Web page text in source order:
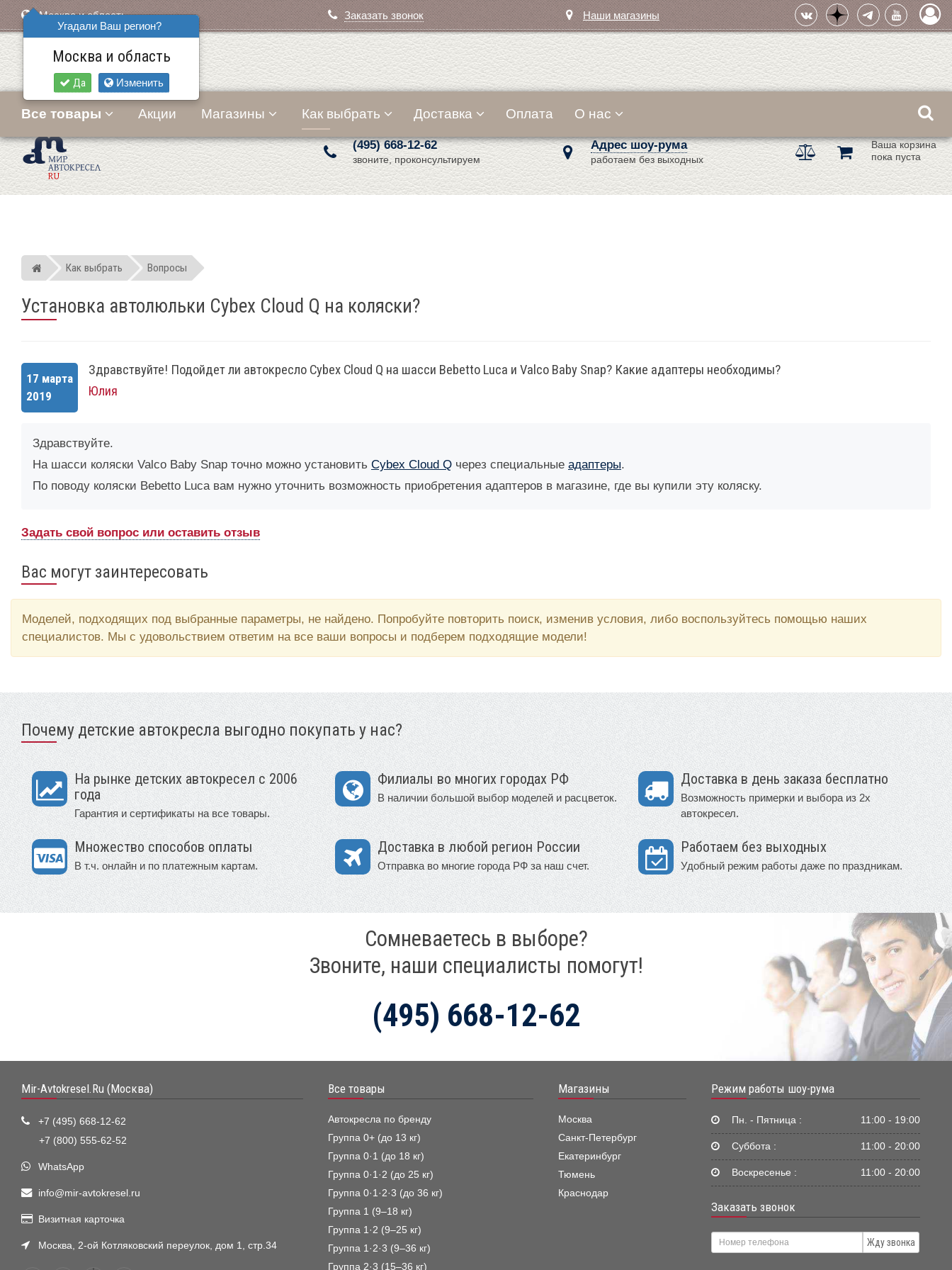
Москва и область
Угадали Ваш регион?
Москва и область
Да Изменить
Заказать звонок Наши магазины
(495) 668-12-62
звоните, проконсультируем
Адрес шоу-рума
работаем без выходных
Ваша корзина
пока пуста
Все товары Акции Магазины Как выбрать Доставка Оплата О нас
Мир детских автокресел
Как выбрать Вопросы
Установка автолюльки Cybex Cloud Q на коляски?
17 марта
2019
Здравствуйте! Подойдет ли автокресло Cybex Cloud Q на шасси Bebetto Luca и Valco Baby Snap? Какие адаптеры необходимы?
Юлия
Здравствуйте.
На шасси коляски Valco Baby Snap точно можно установить Cybex Cloud Q через специальные адаптеры.
По поводу коляски Bebetto Luca вам нужно уточнить возможность приобретения адаптеров в магазине, где вы купили эту коляску.
Задать свой вопрос или оставить отзыв
Вас могут заинтересовать
Моделей, подходящих под выбранные параметры, не найдено. Попробуйте повторить поиск, изменив условия, либо воспользуйтесь помощью наших
специалистов. Мы с удовольствием ответим на все ваши вопросы и подберем подходящие модели!
Почему детские автокресла выгодно покупать у нас?
На рынке детских автокресел с 2006
года
Гарантия и сертификаты на все товары.
Филиалы во многих городах РФ
В наличии большой выбор моделей и расцветок.
Доставка в день заказа бесплатно
Возможность примерки и выбора из 2х
автокресел.
Множество способов оплаты
В т.ч. онлайн и по платежным картам.
Доставка в любой регион России
Отправка во многие города РФ за наш счет.
Работаем без выходных
Удобный режим работы даже по праздникам.
Сомневаетесь в выборе?
Звоните, наши специалисты помогут!
(495) 668-12-62
Mir-Avtokresel.Ru (Москва)
+7 (495) 668-12-62
+7 (800) 555-62-52
WhatsApp
info@mir-avtokresel.ru
Визитная карточка
Москва, 2-ой Котляковский переулок, дом 1, стр.34
Все товары
Автокресла по бренду
Группа 0+ (до 13 кг)
Группа 0·1 (до 18 кг)
Группа 0·1·2 (до 25 кг)
Группа 0·1·2·3 (до 36 кг)
Группа 1 (9–18 кг)
Группа 1·2 (9–25 кг)
Группа 1·2·3 (9–36 кг)
Группа 2·3 (15–36 кг)
Магазины
Москва
Санкт-Петербург
Екатеринбург
Тюмень
Краснодар
Режим работы шоу-рума
Пн. - Пятница : 11:00 - 19:00
Суббота : 11:00 - 20:00
Воскресенье : 11:00 - 20:00
Заказать звонок
Жду звонка